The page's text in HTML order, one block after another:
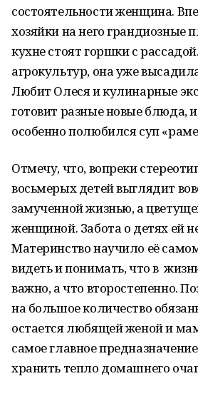
состоятельности женщина.
хозяйки на него грандиозные
кухне стоят горшки с
агрокультур, она уже
Любит Олеся и кулинарные
готовит разные новые блюда,
особенно полюбился суп
Отмечу, что, вопреки
восьмерых детей выглядит
замученной жизнью, а
женщиной. Забота о детях ей
Материнство научило её
видеть и понимать, что в
важно, а что второстепенно.
на большое количество
остается любящей женой и
самое главное
хранить тепло домашнего